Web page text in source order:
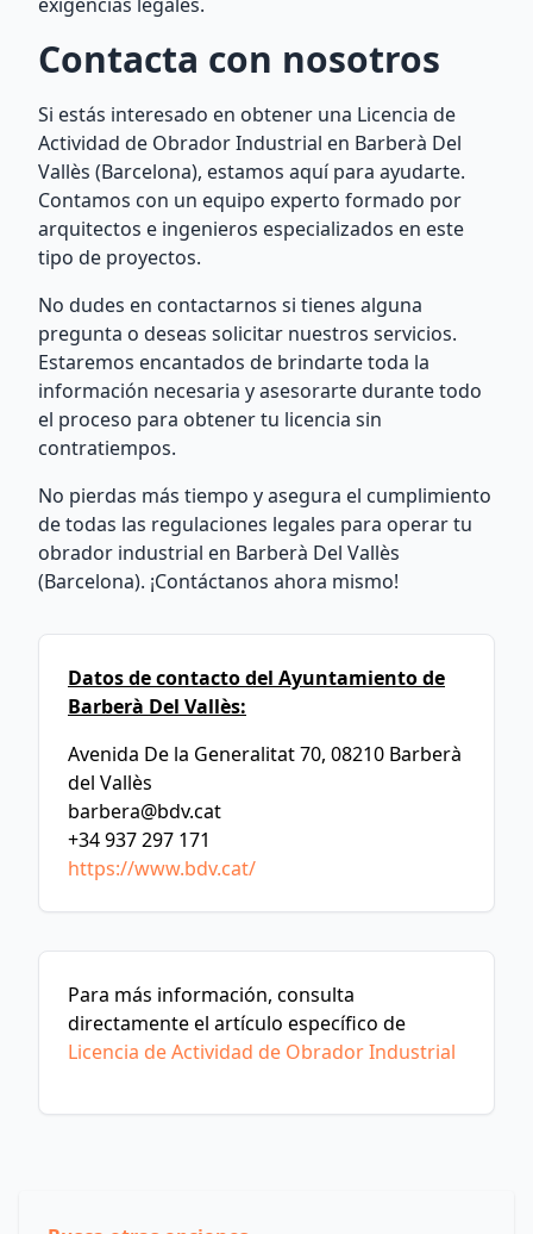
Contacta con nosotros
Si estás interesado en obtener una Licencia de
Actividad de Obrador Industrial en Barberà Del
Vallès (Barcelona), estamos aquí para ayudarte.
Contamos con un equipo experto formado por
arquitectos e ingenieros especializados en este
tipo de proyectos.
No dudes en contactarnos si tienes alguna
pregunta o deseas solicitar nuestros servicios.
Estaremos encantados de brindarte toda la
información necesaria y asesorarte durante todo
el proceso para obtener tu licencia sin
contratiempos.
No pierdas más tiempo y asegura el cumplimiento
de todas las regulaciones legales para operar tu
obrador industrial en Barberà Del Vallès
(Barcelona). ¡Contáctanos ahora mismo!
Datos de contacto del Ayuntamiento de
Barberà Del Vallès:
Avenida De la Generalitat 70, 08210 Barberà
del Vallès
barbera@bdv.cat
+34 937 297 171
https://www.bdv.cat/
Para más información, consulta
directamente el artículo específico de
Licencia de Actividad de Obrador Industrial